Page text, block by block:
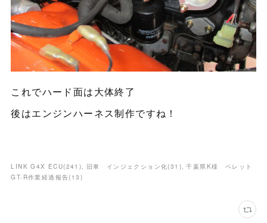
これでハード面は大体終了
後はエンジンハーネス制作ですね！
LINK G4X ECU(241 ) 旧車 インジェクション化(31 )
千葉県K様 ベレット
GT-R作業経過報告( 13 )